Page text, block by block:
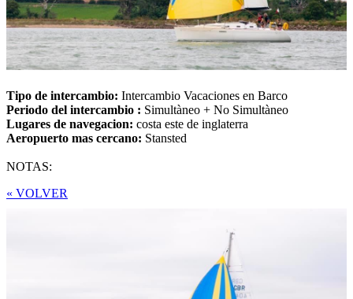
Tipo de intercambio: Intercambio Vacaciones en Barco
Periodo del intercambio : Simultàneo + No Simultàneo
Lugares de navegacion: costa este de inglaterra
Aeropuerto mas cercano: Stansted
NOTAS:
« VOLVER